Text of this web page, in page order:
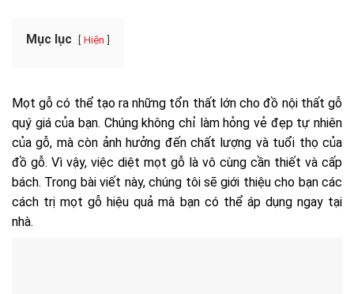
Mục lục Hiện
Mọt gỗ có thể tạo ra những tổn thất lớn cho đồ nội thất gỗ
quý giá của bạn. Chúng không chỉ làm hỏng vẻ đẹp tự nhiên
của gỗ, mà còn ảnh hưởng đến chất lượng và tuổi thọ của
đồ gỗ. Vì vậy, việc diệt mọt gỗ là vô cùng cần thiết và cấp
bách. Trong bài viết này, chúng tôi sẽ giới thiệu cho bạn các
cách trị mọt gỗ hiệu quả mà bạn có thể áp dụng ngay tại
nhà.